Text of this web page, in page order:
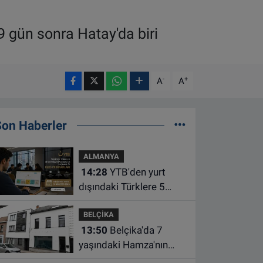
gün sonra Hatay'da biri
A- A+
Haberler
ALMANYA
14:28
dışındaki Türklere 5
desteği
BELÇİKA
13:50
yaşındaki Hamza'nın